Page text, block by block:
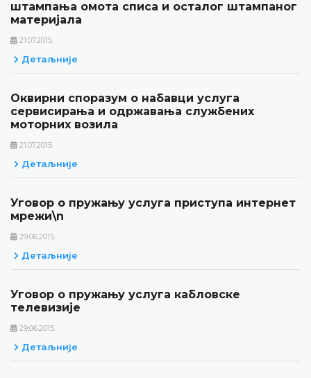
штампања омота списа и осталог штампаног
материјала
21.07.2015.
Детаљније
Оквирни споразум о набавци услуга
сервисирања и одржавања службених
моторних возила
21.07.2015.
Детаљније
Уговор о пружању услуга приступа интернет
мрежи\n
29.06.2015.
Детаљније
Уговор о пружању услуга кабловске
телевизије
29.06.2015.
Детаљније